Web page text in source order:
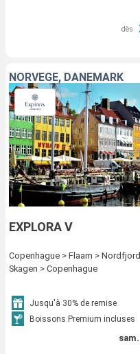
dès
NORVÈGE, DANEMARK
EXPLORA V
Copenhague > Flaam >
Skagen > Copenhague
Jusqu'à 30% de remise
Boissons Premium incluses